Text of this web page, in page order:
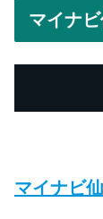
マイナ
マイナビ